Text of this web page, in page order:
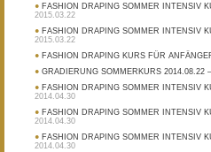
FASHION DRAPING SOMMER INTENSIV
2015.03.22
FASHION DRAPING SOMMER INTENSIV
2015.03.22
FASHION DRAPING KURS FÜR
GRADIERUNG SOMMERKURS 2014.08.22
FASHION DRAPING SOMMER INTENSIV
2014.04.30
FASHION DRAPING SOMMER INTENSIV
2014.04.30
FASHION DRAPING SOMMER INTENSIV
2014.04.30